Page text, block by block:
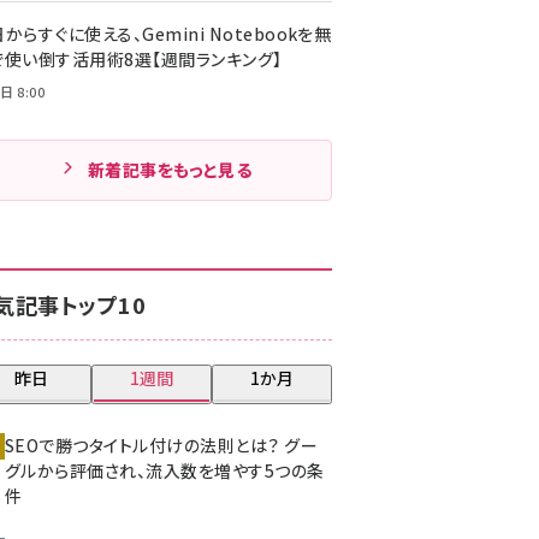
からすぐに使える、Gemini Notebookを無
い倒す活用術8選【週間ランキング】
8:00
新着記事をもっと見る
記事トップ10
昨日 1週間 1か月
SEOで勝つタイトル付けの法則とは？ グー
グルから評価され、流入数を増やす5つの条
件